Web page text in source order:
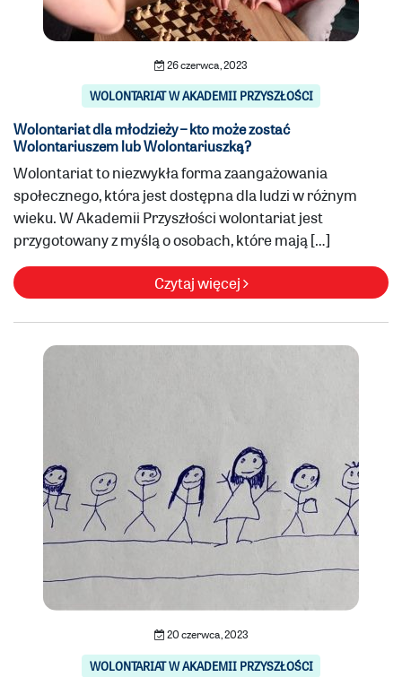
26 czerwca, 2023
WOLONTARIAT W AKADEMII PRZYSZŁOŚCI
Wolontariat dla młodzieży – kto może zostać
Wolontariuszem lub Wolontariuszką?
Wolontariat to niezwykła forma zaangażowania
społecznego, która jest dostępna dla ludzi w różnym
wieku. W Akademii Przyszłości wolontariat jest
przygotowany z myślą o osobach, które mają […]
Czytaj więcej
20 czerwca, 2023
WOLONTARIAT W AKADEMII PRZYSZŁOŚCI